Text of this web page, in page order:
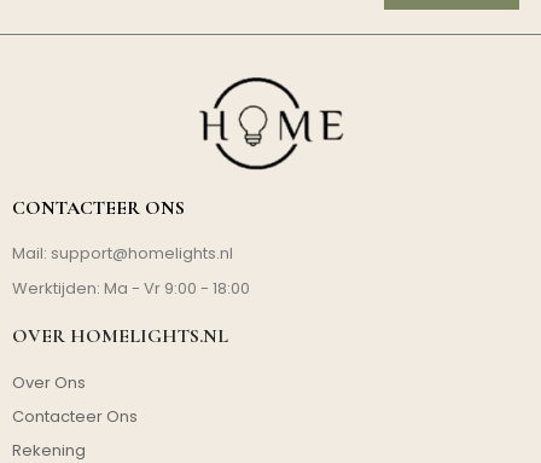
CONTACTEER ONS
Mail: support@homelights.nl
Werktijden: Ma - Vr 9:00 - 18:00
OVER HOMELIGHTS.NL
Over Ons
Contacteer Ons
Rekening